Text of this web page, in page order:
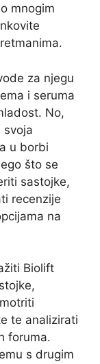
mnogim
za njegu
i seruma
No,
svoja
u borbi
što se
sastojke,
recenzije
na
Biolift
te analizirati
foruma.
s drugim